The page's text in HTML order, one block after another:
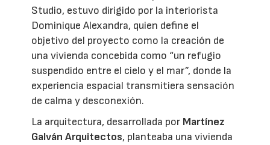
Studio, estuvo dirigido por la interiorista
Dominique Alexandra, quien define el
objetivo del proyecto como la creación de
una vivienda concebida como “un refugio
suspendido entre el cielo y el mar”, donde la
experiencia espacial transmitiera sensación
de calma y desconexión.
La arquitectura, desarrollada por Martínez
Galván Arquitectos, planteaba una vivienda